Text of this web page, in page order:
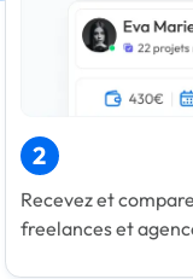
2
Recevez et
freelances et